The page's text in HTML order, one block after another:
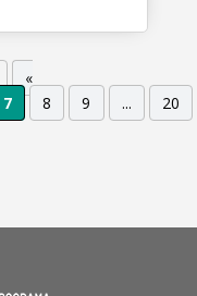
«
7 8 9 ...
20